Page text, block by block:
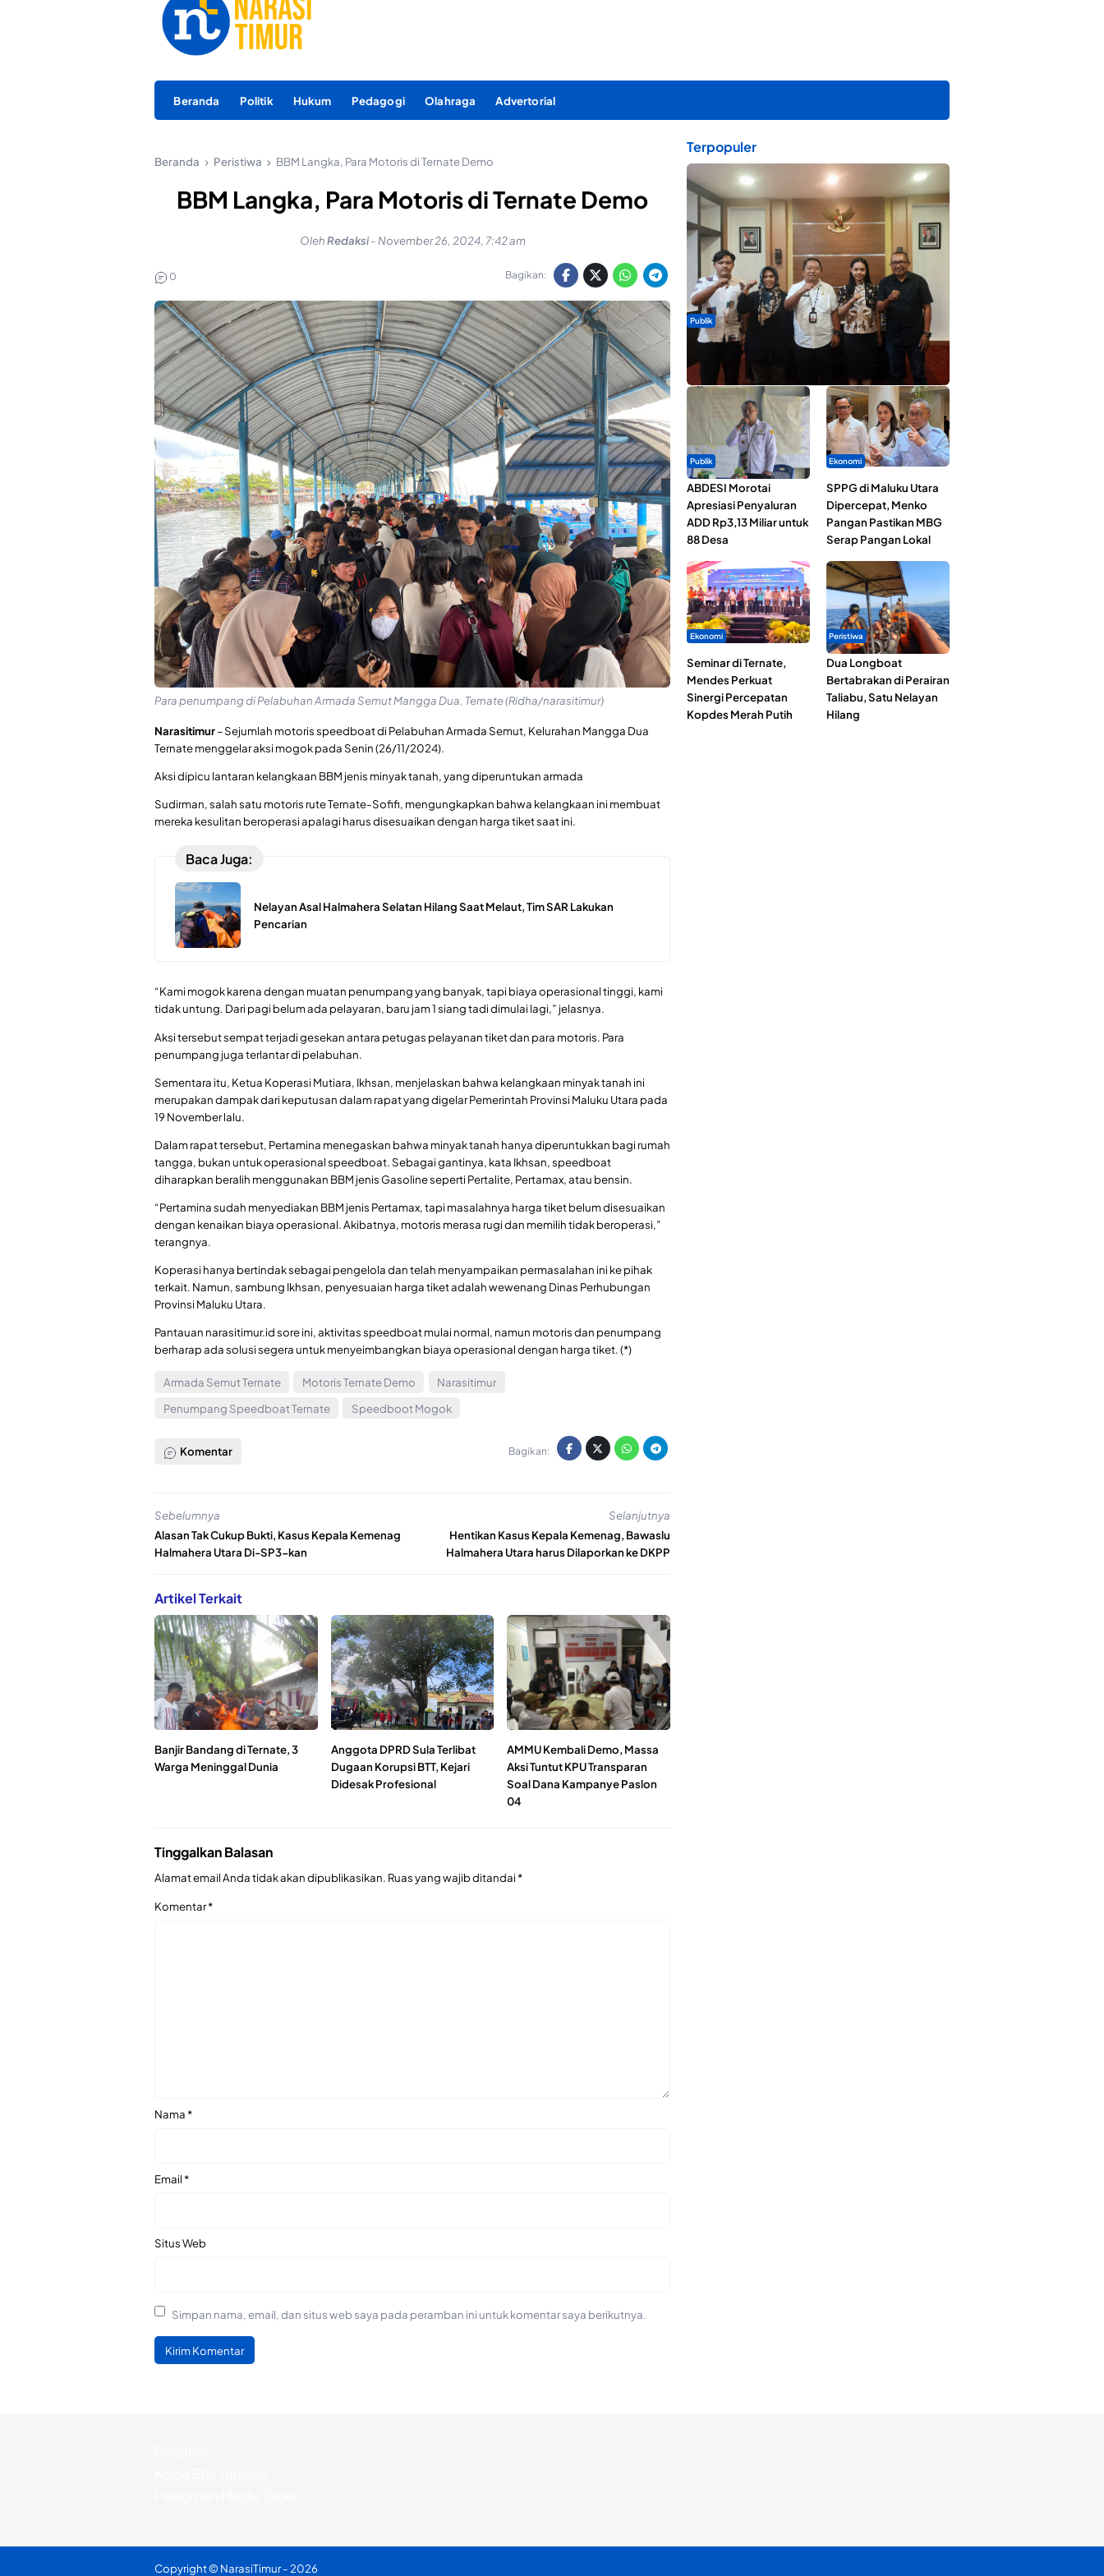
Beranda Politik Hukum Pedagogi Olahraga Advertorial
Beranda Peristiwa BBM Langka, Para Motoris di Ternate Demo
BBM Langka, Para Motoris di Ternate Demo
OlehRedaksi - November 26, 2024, 7:42 am
0 Bagikan:
Para penumpang di Pelabuhan Armada Semut Mangga Dua, Ternate (Ridha/narasitimur)
Narasitimur– Sejumlah motoris speedboat di Pelabuhan Armada Semut, Kelurahan Mangga Dua
Ternate menggelar aksi mogok pada Senin (26/11/2024).
Aksi dipicu lantaran kelangkaan BBM jenis minyak tanah, yang diperuntukan armada
Sudirman, salah satu motoris rute Ternate-Sofifi, mengungkapkan bahwa kelangkaan ini membuat
mereka kesulitan beroperasi apalagi harus disesuaikan dengan harga tiket saat ini.
Baca Juga:
Nelayan Asal Halmahera Selatan Hilang Saat Melaut, Tim SAR Lakukan
Pencarian
“Kami mogok karena dengan muatan penumpang yang banyak, tapi biaya operasional tinggi, kami
tidak untung. Dari pagi belum ada pelayaran, baru jam 1 siang tadi dimulai lagi,” jelasnya.
Aksi tersebut sempat terjadi gesekan antara petugas pelayanan tiket dan para motoris. Para
penumpang juga terlantar di pelabuhan.
Sementara itu, Ketua Koperasi Mutiara, Ikhsan, menjelaskan bahwa kelangkaan minyak tanah ini
merupakan dampak dari keputusan dalam rapat yang digelar Pemerintah Provinsi Maluku Utara pada
19 November lalu.
Dalam rapat tersebut, Pertamina menegaskan bahwa minyak tanah hanya diperuntukkan bagi rumah
tangga, bukan untuk operasional speedboat. Sebagai gantinya, kata Ikhsan, speedboat
diharapkan beralih menggunakan BBM jenis Gasoline seperti Pertalite, Pertamax, atau bensin.
“Pertamina sudah menyediakan BBM jenis Pertamax, tapi masalahnya harga tiket belum disesuaikan
dengan kenaikan biaya operasional. Akibatnya, motoris merasa rugi dan memilih tidak beroperasi,”
terangnya.
Koperasi hanya bertindak sebagai pengelola dan telah menyampaikan permasalahan ini ke pihak
terkait. Namun, sambung Ikhsan, penyesuaian harga tiket adalah wewenang Dinas Perhubungan
Provinsi Maluku Utara.
Pantauan narasitimur.id sore ini, aktivitas speedboat mulai normal, namun motoris dan penumpang
berharap ada solusi segera untuk menyeimbangkan biaya operasional dengan harga tiket. (*)
Armada Semut Ternate Motoris Ternate Demo
Narasitimur
Penumpang Speedboat Ternate
Speedboot Mogok
Komentar Bagikan:
Sebelumnya
Alasan Tak Cukup Bukti, Kasus Kepala Kemenag
Halmahera Utara Di-SP3-kan
Selanjutnya
Hentikan Kasus Kepala Kemenag, Bawaslu
Halmahera Utara harus Dilaporkan ke DKPP
Artikel Terkait
Banjir Bandang di Ternate, 3
Warga Meninggal Dunia
Anggota DPRD Sula Terlibat
Dugaan Korupsi BTT, Kejari
Didesak Profesional
AMMU Kembali Demo, Massa
Aksi Tuntut KPU Transparan
Soal Dana Kampanye Paslon
04
Tinggalkan Balasan
Alamat email Anda tidak akan dipublikasikan. Ruas yang wajib ditandai*
Komentar*
Nama*
Email*
Situs Web
Simpan nama, email, dan situs web saya pada peramban ini untuk komentar saya berikutnya.
Terpopuler
Publik
Dua Talenta Muda Ternate Wakili Maluku Utara di
Gita Bahana Nusantara 2026
Publik
ABDESI Morotai
Apresiasi Penyaluran
ADD Rp3,13 Miliar untuk
88 Desa
Ekonomi
SPPG di Maluku Utara
Dipercepat, Menko
Pangan Pastikan MBG
Serap Pangan Lokal
Ekonomi
Seminar di Ternate,
Mendes Perkuat
Sinergi Percepatan
Kopdes Merah Putih
Peristiwa
Dua Longboat
Bertabrakan di Perairan
Taliabu, Satu Nelayan
Hilang
Copyright © NarasiTimur- 2026